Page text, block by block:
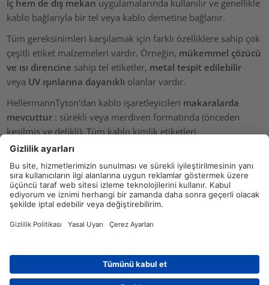
iç hem de dış mekan uygulamalarında kullanılır ve genellikle
kablo bağlarıyla bir tel veya kablo demetine bağlanır.
Tüm gereksinimleri karşılamak için farklı özelliklere sahip çok
çeşitli etiket malzemeleri vardır. Örneğin, mükemmel çözücü
ve ısı direncine sahip tel etiketler, metal tespit edilebilir
veya UV ışınlarına dayanıklı olanlar vardır.
HellermannTyton'dan kablo işaretleyicileri makaralarda
mevcuttur : sürekli veya merdiven formatında (önceden
kesilmiş ve delikli). Tüm kablo kimlik etiketleri
HellermannTyton termal transfer yazıcıları ve etiketleme
yazılımı kullanılarak kolayca basılabilir.
Zorlu ortamlara uygun kablo etiketleri var mı?